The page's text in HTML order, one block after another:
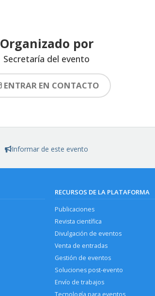
Organizado por
Secretaría del evento
ENTRAR EN CONTACTO
Informar de este evento
RECURSOS DE LA PLATAFORMA
Publicaciones
Revista científica
Divulgación de eventos
Venta de entradas
Gestión de eventos
Soluciones post-evento
Envío de trabajos
Tecnología para eventos